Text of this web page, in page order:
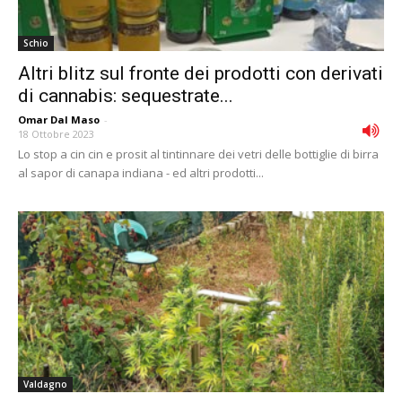
Schio
Altri blitz sul fronte dei prodotti con derivati
di cannabis: sequestrate...
Omar Dal Maso -
18 Ottobre 2023
Lo stop a cin cin e prosit al tintinnare dei vetri delle bottiglie di birra
al sapor di canapa indiana - ed altri prodotti...
Valdagno